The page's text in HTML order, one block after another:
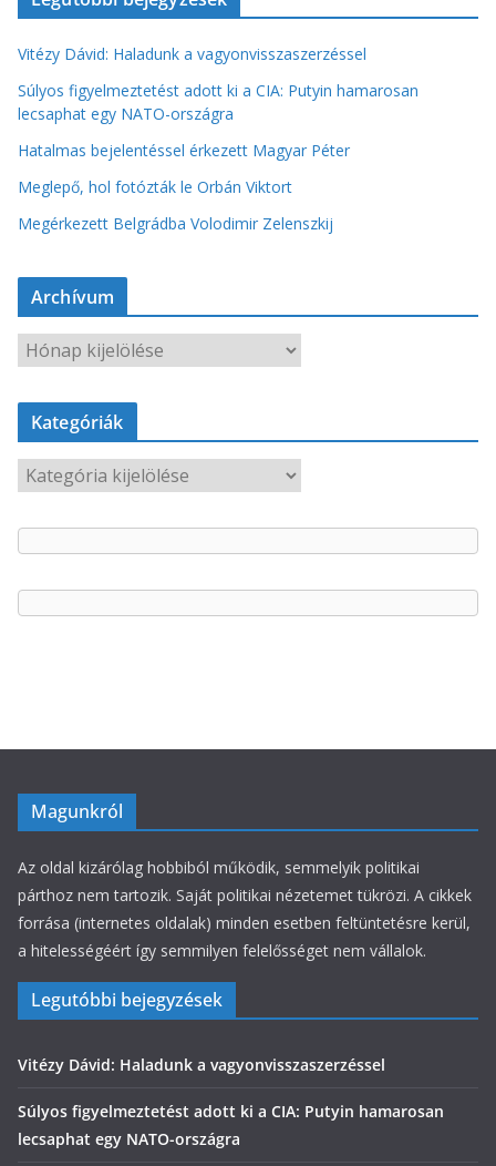
Vitézy Dávid: Haladunk a vagyonvisszaszerzéssel
Súlyos figyelmeztetést adott ki a CIA: Putyin hamarosan
lecsaphat egy NATO-országra
Hatalmas bejelentéssel érkezett Magyar Péter
Meglepő, hol fotózták le Orbán Viktort
Megérkezett Belgrádba Volodimir Zelenszkij
Archívum
r
c
í
Kategóriák
a
t
e
ó
Magunkról
Az oldal kizárólag hobbiból működik, semmelyik politikai
párthoz nem tartozik. Saját politikai nézetemet tükrözi. A cikkek
forrása (internetes oldalak) minden esetben feltüntetésre kerül,
a hitelességéért így semmilyen felelősséget nem vállalok.
Legutóbbi bejegyzések
Vitézy Dávid: Haladunk a vagyonvisszaszerzéssel
Súlyos figyelmeztetést adott ki a CIA: Putyin hamarosan
lecsaphat egy NATO-országra